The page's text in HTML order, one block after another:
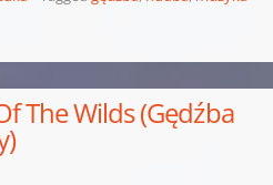
The Wilds (Gędźba